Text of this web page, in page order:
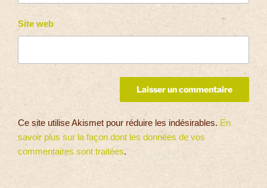
Site web
Ce site utilise Akismet pour réduire les indésirables. En
savoir plus sur la façon dont les données de vos
commentaires sont traitées.